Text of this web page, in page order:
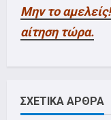
Μην το
αίτηση τώρα.
ΣΧΕΤΙΚΑ ΑΡΘΡΑ